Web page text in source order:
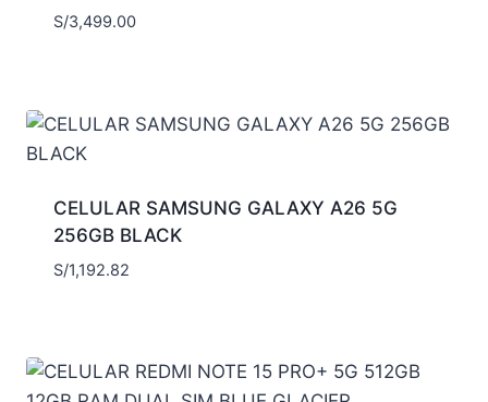
S/3,499.00
CELULAR SAMSUNG GALAXY A26 5G
256GB BLACK
S/1,192.82